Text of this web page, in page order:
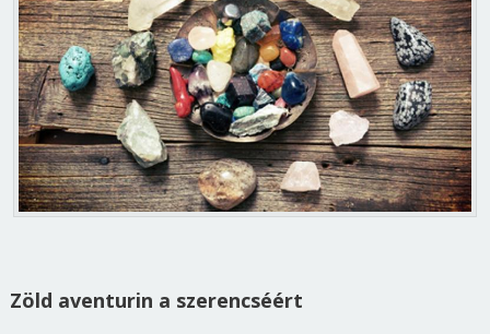
Zöld aventurin a szerencséért